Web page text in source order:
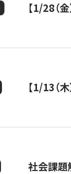
【1/28（
【1/13（
社会課題